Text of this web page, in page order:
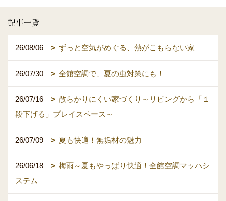
記事一覧
26/08/06 ずっと空気がめぐる、熱がこもらない家
26/07/30 全館空調で、夏の虫対策にも！
26/07/16
散らかりにくい家づくり～リビングから「１
段下げる」プレイスペース～
26/07/09 夏も快適！無垢材の魅力
26/06/18
梅雨～夏もやっぱり快適！全館空調マッハシ
ステム